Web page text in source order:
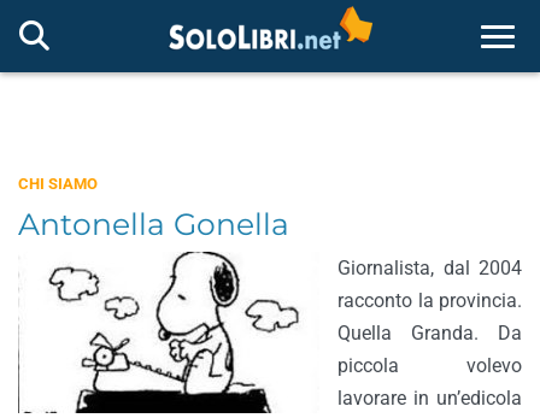
CHI SIAMO
Antonella Gonella
Giornalista, dal 2004
racconto la provincia.
Quella Granda. Da
piccola volevo
lavorare in un’edicola